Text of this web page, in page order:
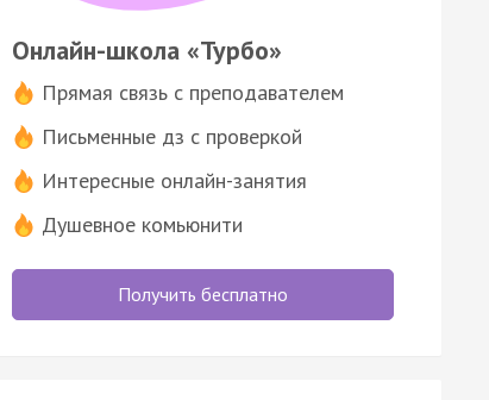
Онлайн-школа «Турбо»
Прямая связь с преподавателем
Письменные дз с проверкой
Интересные онлайн-занятия
Душевное комьюнити
Получить бесплатно